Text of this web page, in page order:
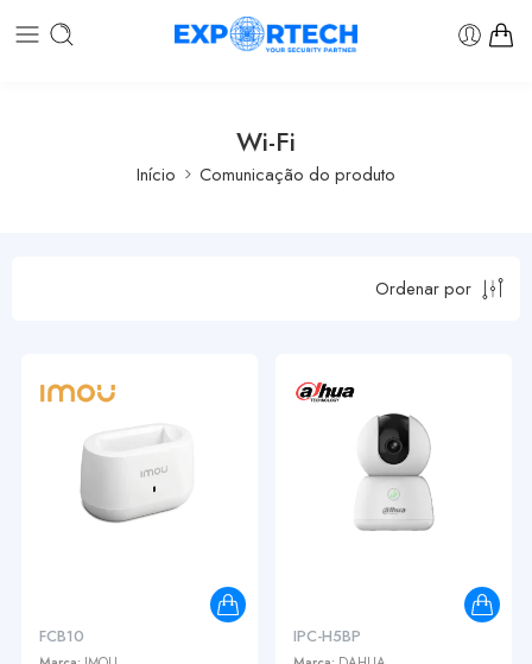
Wi-Fi
Início Comunicação do produto
Ordenar por
FCB10 IPC-H5BP